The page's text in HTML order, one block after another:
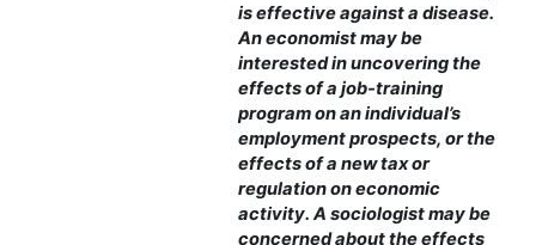
is effective against a disease.
An economist may be
interested in uncovering the
effects of a job-training
program on an individual’s
employment prospects, or the
effects of a new tax or
regulation on economic
activity. A sociologist may be
concerned about the effects